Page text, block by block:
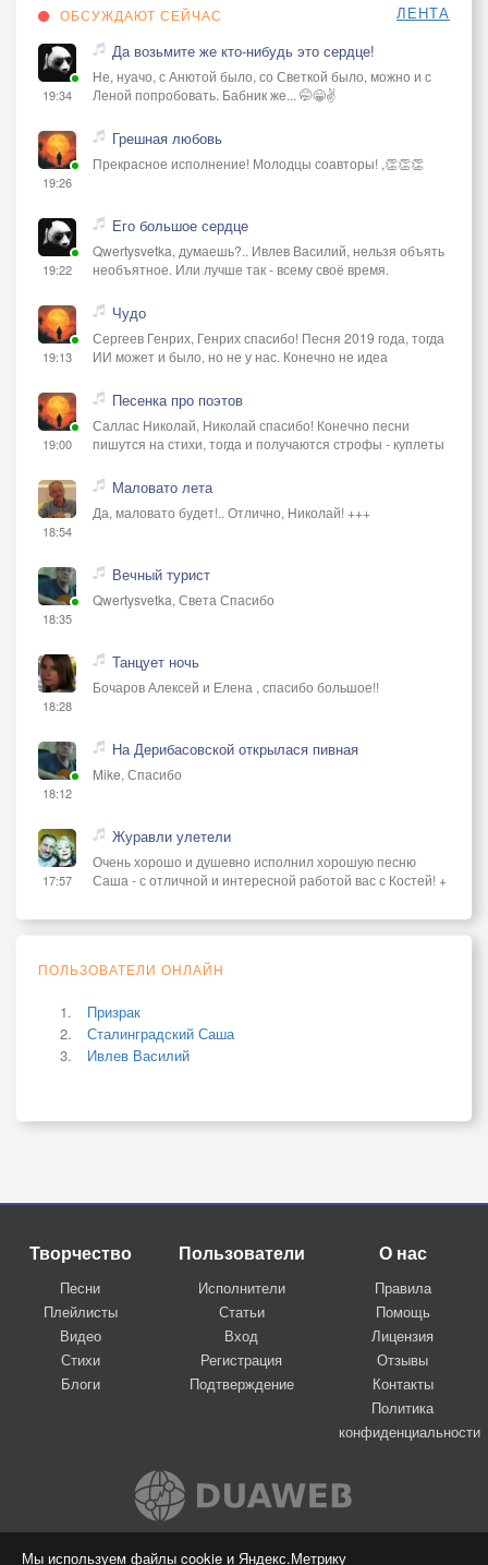
Мы используем файлы cookie и Яндекс.Метрику
ОБСУЖДАЮТ СЕЙЧАС ЛЕНТА
19:34
Да возьмите же кто-нибудь это сердце!
Не, нуачо, с Анютой было, со Светкой было, можно и с
Леной попробовать. Бабник же... 🤭😁✌️
19:26
Грешная любовь
Прекрасное исполнение! Молодцы соавторы! ,👏👏👏
19:22
Его большое сердце
Qwertysvetka, думаешь?.. Ивлев Василий, нельзя объять
необъятное. Или лучше так - всему своё время.
19:13
Чудо
Сергеев Генрих, Генрих спасибо! Песня 2019 года, тогда
ИИ может и было, но не у нас. Конечно не идеа
19:00
Песенка про поэтов
Саллас Николай, Николай спасибо! Конечно песни
пишутся на стихи, тогда и получаются строфы - куплеты
18:54
Маловато лета
Да, маловато будет!.. Отлично, Николай! +++
18:35
Вечный турист
Qwertysvetka, Света Спасибо
18:28
Танцует ночь
Бочаров Алексей и Елена , спасибо большое!!
18:12
На Дерибасовской открылася пивная
Mike, Спасибо
17:57
Журавли улетели
Очень хорошо и душевно исполнил хорошую песню
Саша - с отличной и интересной работой вас с Костей! +
ПОЛЬЗОВАТЕЛИ ОНЛАЙН
Призрак
Сталинградский Саша
Ивлев Василий
Творчество
Песни
Плейлисты
Видео
Стихи
Блоги
Пользователи
Исполнители
Статьи
Вход
Регистрация
Подтверждение
О нас
Правила
Помощь
Лицензия
Отзывы
Контакты
Политика
конфиденциальности
Вконтакте